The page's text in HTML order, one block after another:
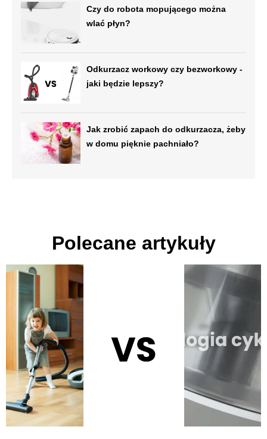
Czy do robota mopującego można
wlać płyn?
Odkurzacz workowy czy bezworkowy -
jaki będzie lepszy?
Jak zrobić zapach do odkurzacza, żeby
w domu pięknie pachniało?
Polecane artykuły